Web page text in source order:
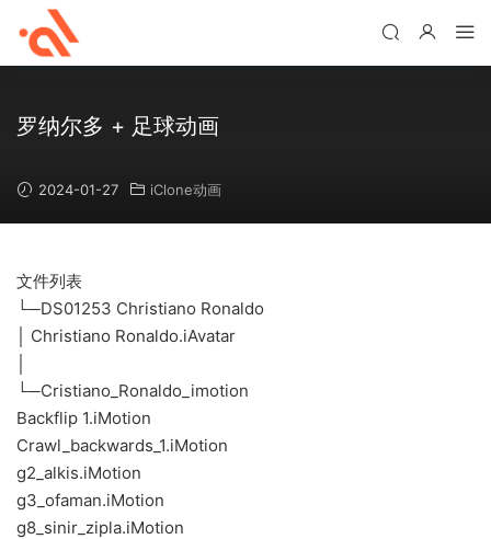
罗纳尔多 + 足球动画
2024-01-27 iClone动画
文件列表
└─DS01253 Christiano Ronaldo
│ Christiano Ronaldo.iAvatar
└─Cristiano_Ronaldo_imotion
Backflip 1.iMotion
Crawl_backwards_1.iMotion
g2_alkis.iMotion
g3_ofaman.iMotion
g8_sinir_zipla.iMotion